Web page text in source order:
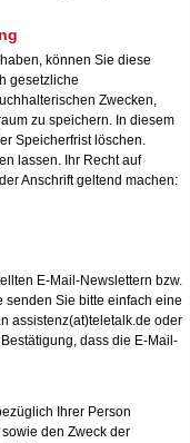
können Sie diese
gesetzliche
Zwecken,
zu speichern. In diesem
Speicherfrist löschen.
lassen. Ihr Recht auf
Anschrift geltend machen:
E-Mail-Newslettern bzw.
Sie bitte einfach eine
assistenz(at)teletalk.de oder
dass die E-Mail-
Ihrer Person
den Zweck der